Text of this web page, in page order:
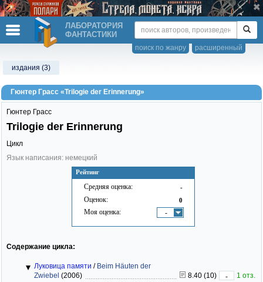
ЛАБОРАТОРИЯ
ФАНТАСТИКИ
расширенный
поиск по жанру
издания (3)
Гюнтер Грасс «Trilogie der Erinnerung»
Рейтинг
Средняя оценка: -
Оценок: 0
Моя оценка: -
Гюнтер Грасс
Trilogie der Erinnerung
Цикл
Язык написания: немецкий
Содержание цикла:
Луковица памяти / Beim Häuten der
Zwiebel (2006) 8.40 (10) -
1 отз.